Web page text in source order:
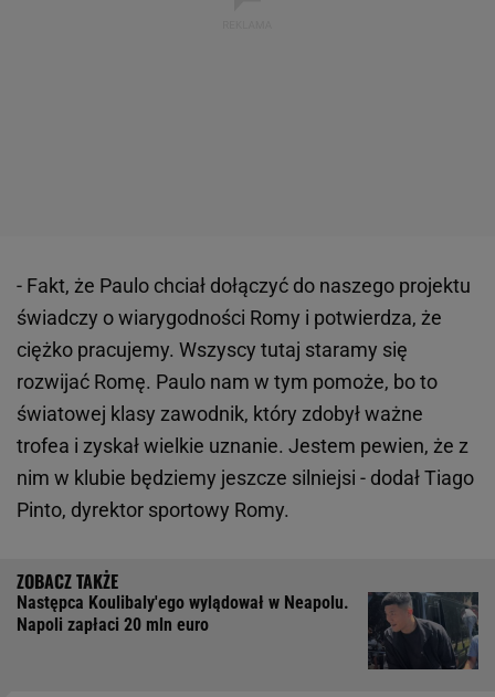
- Fakt, że Paulo chciał dołączyć do naszego projektu
świadczy o wiarygodności Romy i potwierdza, że
ciężko pracujemy. Wszyscy tutaj staramy się
rozwijać Romę. Paulo nam w tym pomoże, bo to
światowej klasy zawodnik, który zdobył ważne
trofea i zyskał wielkie uznanie. Jestem pewien, że z
nim w klubie będziemy jeszcze silniejsi - dodał Tiago
Pinto, dyrektor sportowy Romy.
Następca Koulibaly'ego wylądował w Neapolu.
Napoli zapłaci 20 mln euro